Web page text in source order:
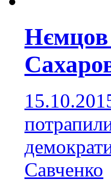
Нємцов
Савченко